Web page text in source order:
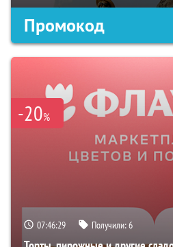
Промокод
-20%
07:46:28 Получили:6